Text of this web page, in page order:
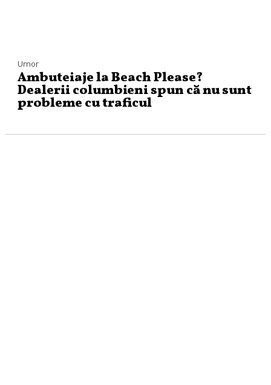
Umor
Ambuteiaje la Beach Please?
Dealerii columbieni spun că nu sunt
probleme cu traficul